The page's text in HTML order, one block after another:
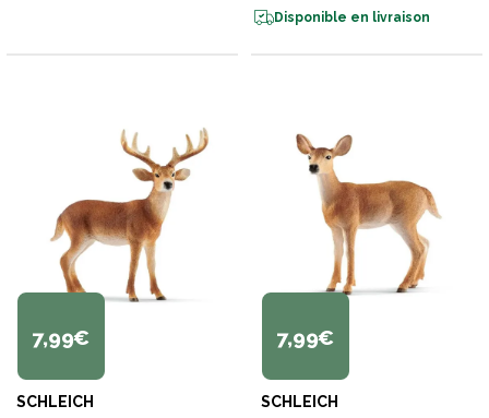
Disponible en livraison
7,99€
SCHLEICH
7,99€
SCHLEICH